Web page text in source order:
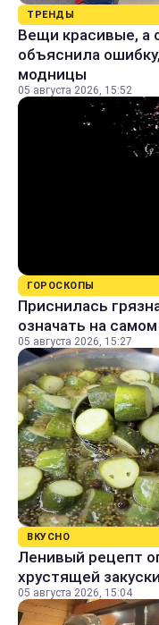
ТРЕНДЫ
Вещи красивые, а
объяснила
модницы
05 августа 2026, 15:52
ГОРОСКОПЫ
Приснилась
означать на
05 августа 2026, 15:27
ВКУСНО
Ленивый рецепт
хрустящей
05 августа 2026, 15:04